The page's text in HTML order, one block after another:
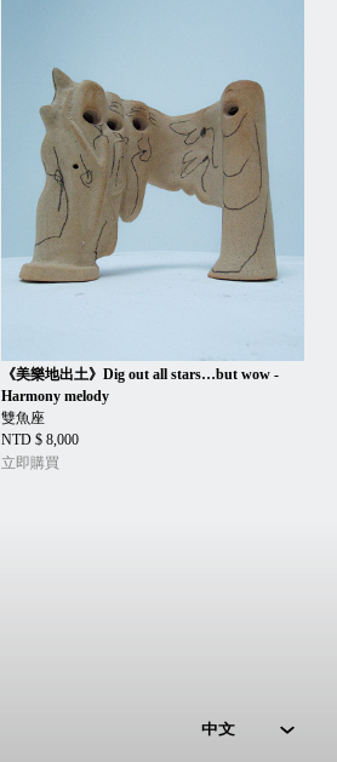
《美樂地出土》Dig out all stars…but wow -
Harmony melody
雙魚座
NTD $ 8,000
立即購買